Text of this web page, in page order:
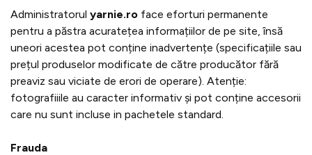
Administratorul yarnie.ro face eforturi permanente
pentru a păstra acuratețea informațiilor de pe site, însă
uneori acestea pot conține inadvertențe (specificațiile sau
prețul produselor modificate de către producător fără
preaviz sau viciate de erori de operare). Atenție:
fotografiiile au caracter informativ și pot conține accesorii
care nu sunt incluse in pachetele standard.
Frauda